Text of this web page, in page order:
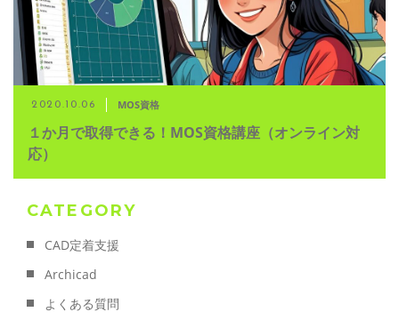
2020.10.06 MOS資格
１か月で取得できる！MOS資格講座（オンライン対
応）
CATEGORY
CAD定着支援
Archicad
よくある質問